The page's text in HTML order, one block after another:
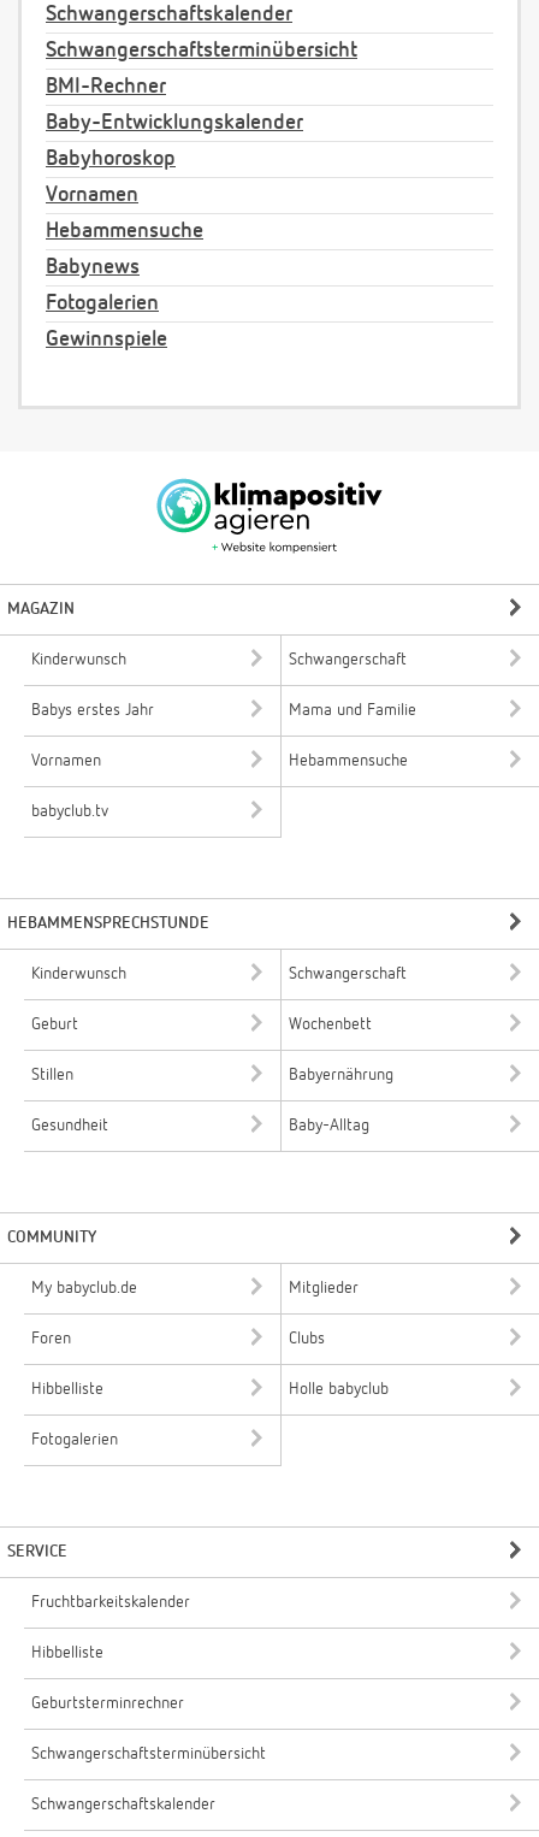
Schwangerschaftskalender
Schwangerschaftsterminübersicht
BMI-Rechner
Baby-Entwicklungskalender
Babyhoroskop
Vornamen
Hebammensuche
Babynews
Fotogalerien
Gewinnspiele
MAGAZIN
Kinderwunsch Schwangerschaft
Babys erstes Jahr Mama und Familie
Vornamen Hebammensuche
babyclub.tv
HEBAMMENSPRECHSTUNDE
Kinderwunsch Schwangerschaft
Geburt Wochenbett
Stillen Babyernährung
Gesundheit Baby-Alltag
COMMUNITY
My babyclub.de Mitglieder
Foren Clubs
Hibbelliste Holle babyclub
Fotogalerien
SERVICE
Fruchtbarkeitskalender
Hibbelliste
Geburtsterminrechner
Schwangerschaftsterminübersicht
Schwangerschaftskalender